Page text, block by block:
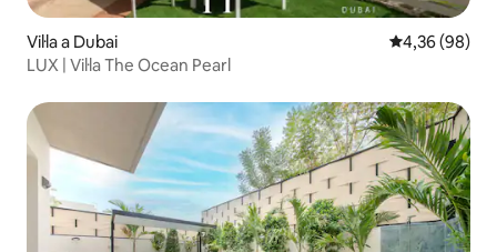
Vil·la a Dubai 4,36 de
4,36 (98)
LUX | Vil·la The Ocean Pearl